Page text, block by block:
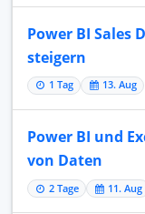
Power BI Sales
steigern
1 Tag 13. Aug
Power BI und
von Daten
2 Tage 11. Aug